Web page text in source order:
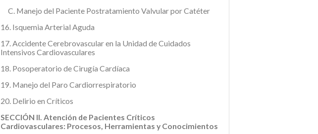
C. Manejo del Paciente Postratamiento Valvular por Catéter
16. Isquemia Arterial Aguda
17. Accidente Cerebrovascular en la Unidad de Cuidados
Intensivos Cardiovasculares
18. Posoperatorio de Cirugía Cardíaca
19. Manejo del Paro Cardiorrespiratorio
20. Delirio en Críticos
SECCIÓN II. Atención de Pacientes Críticos
Cardiovasculares: Procesos, Herramientas y Conocimientos